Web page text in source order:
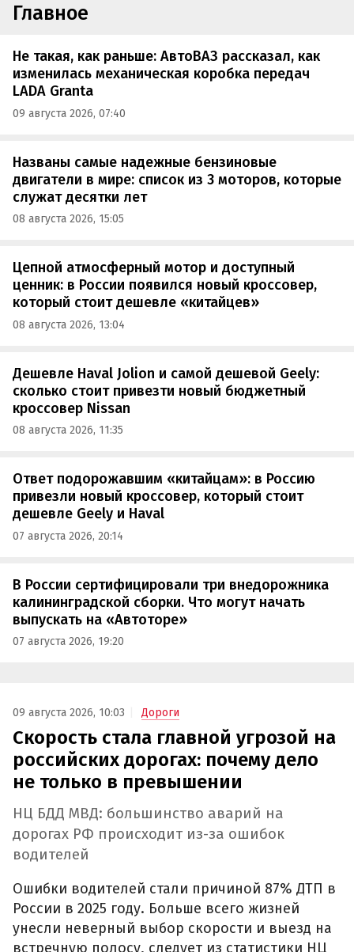
Главное
Не такая, как раньше: АвтоВАЗ рассказал, как
изменилась механическая коробка передач
LADA Granta
09 августа 2026, 07:40
Названы самые надежные бензиновые
двигатели в мире: список из 3 моторов, которые
служат десятки лет
08 августа 2026, 15:05
Цепной атмосферный мотор и доступный
ценник: в России появился новый кроссовер,
который стоит дешевле «китайцев»
08 августа 2026, 13:04
Дешевле Haval Jolion и самой дешевой Geely:
сколько стоит привезти новый бюджетный
кроссовер Nissan
08 августа 2026, 11:35
Ответ подорожавшим «китайцам»: в Россию
привезли новый кроссовер, который стоит
дешевле Geely и Haval
07 августа 2026, 20:14
В России сертифицировали три внедорожника
калининградской сборки. Что могут начать
выпускать на «Автоторе»
07 августа 2026, 19:20
09 августа 2026, 10:03 Дороги
Скорость стала главной угрозой на
российских дорогах: почему дело
не только в превышении
НЦ БДД МВД: большинство аварий на
дорогах РФ происходит из-за ошибок
водителей
Ошибки водителей стали причиной 87% ДТП в
России в 2025 году. Больше всего жизней
унесли неверный выбор скорости и выезд на
встречную полосу, следует из статистики НЦ